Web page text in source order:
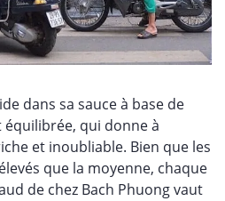
dans sa sauce à base de
qui donne à
et inoubliable. Bien que les
que la moyenne, chaque
de chez Bach Phuong vaut